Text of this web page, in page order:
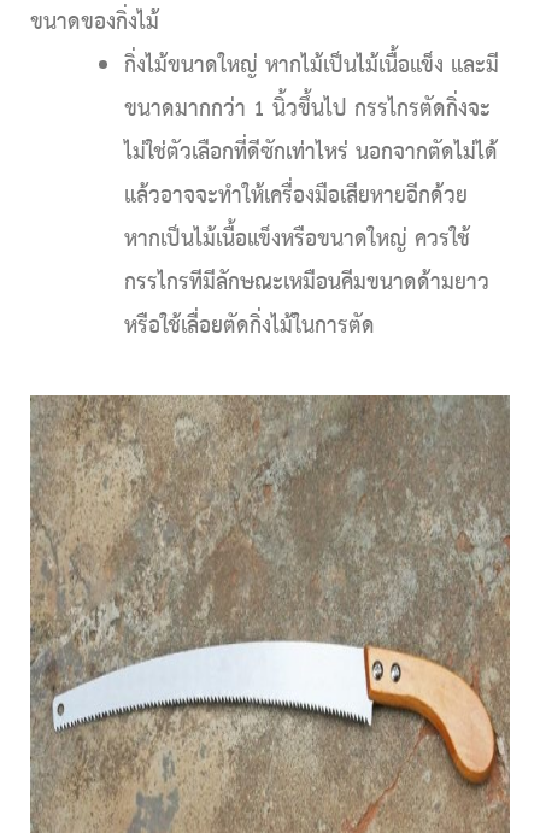
ขนาดของกิ่งไม้
กิ่งไม้ขนาดใหญ่ หากไม้เป็นไม้เนื้อแข็ง และมี
ขนาดมากกว่า 1 นิ้วขึ้นไป กรรไกรตัดกิ่งจะ
ไม่ใช่ตัวเลือกที่ดีซักเท่าไหร่ นอกจากตัดไม่ได้
แล้วอาจจะทำให้เครื่องมือเสียหายอีกด้วย
หากเป็นไม้เนื้อแข็งหรือขนาดใหญ่ ควรใช้
กรรไกรทีมีลักษณะเหมือนคีมขนาดด้ามยาว
หรือใช้เลื่อยตัดกิ่งไม้ในการตัด